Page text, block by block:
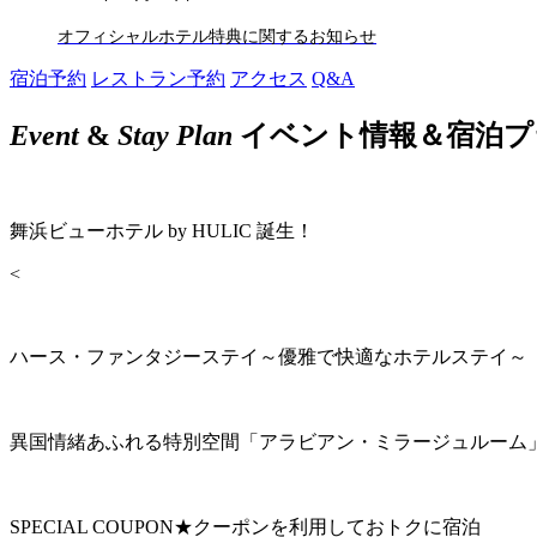
オフィシャルホテル特典に関するお知らせ
宿泊予約 レストラン予約 アクセス Q&A
Event& Stay Plan イベント情報＆宿泊
舞浜ビューホテル by HULIC 誕生！
<
ハース・ファンタジーステイ～優雅で快適なホテルステイ～
異国情緒あふれる特別空間「アラビアン・ミラージュルーム
SPECIAL COUPON★クーポンを利用しておトクに宿泊